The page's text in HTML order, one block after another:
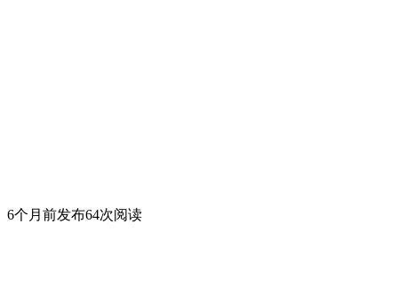
6个月前发布64次阅读